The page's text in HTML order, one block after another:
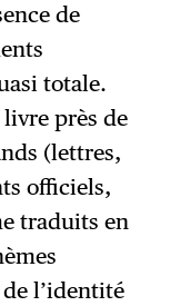
de
totale.
près de
(lettres,
officiels,
traduits en
l’identité